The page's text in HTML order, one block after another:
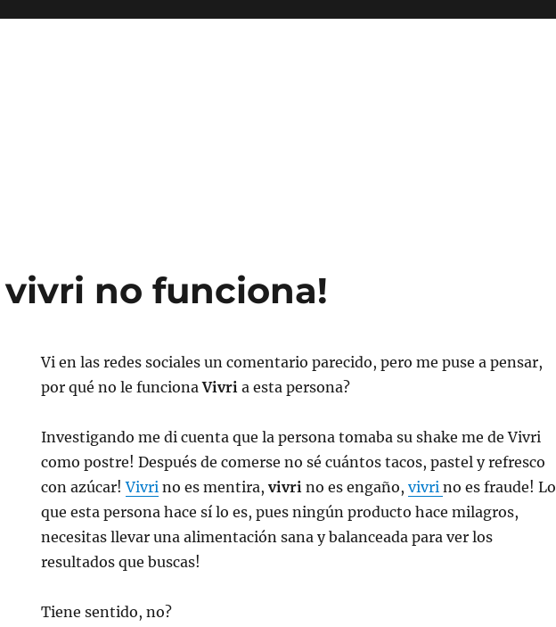
no funciona!
Vi en las redes sociales un comentario parecido, pero me puse a pensar,
por qué no le funcionaVivri a esta persona?
Investigando me di cuenta que la persona tomaba su shake me de Vivri
como postre! Después de comerse no sé cuántos tacos, pastel y refresco
con azúcar!Vivri no es mentira,vivri no es engaño,vivrino es fraude! Lo
que esta persona hace sí lo es, pues ningún producto hace milagros,
necesitas llevar una alimentación sana y balanceada para ver los
resultados que buscas!
Tiene sentido, no?